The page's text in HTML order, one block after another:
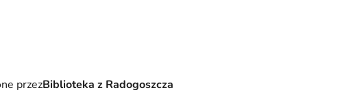
przezBiblioteka z Radogoszcza